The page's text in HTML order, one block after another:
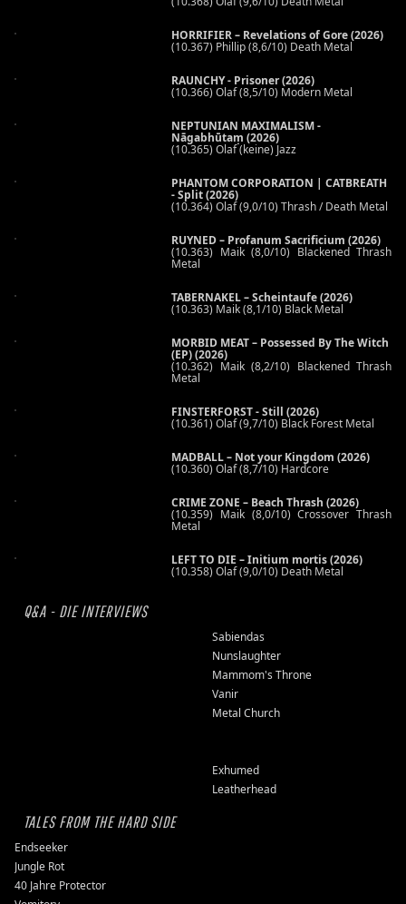
HORRIFIER – Revelations of Gore (2026)
(10.367) Phillip (8,6/10) Death Metal
RAUNCHY - Prisoner (2026)
(10.366) Olaf (8,5/10) Modern Metal
NEPTUNIAN MAXIMALISM -
Nāgabhūtaṃ (2026)
(10.365) Olaf (keine) Jazz
PHANTOM CORPORATION | CATBREATH
- Split (2026)
(10.364) Olaf (9,0/10) Thrash / Death Metal
RUYNED – Profanum Sacrificium (2026)
(10.363) Maik (8,0/10) Blackened Thrash
Metal
TABERNAKEL – Scheintaufe (2026)
(10.363) Maik (8,1/10) Black Metal
MORBID MEAT – Possessed By The Witch
(EP) (2026)
(10.362) Maik (8,2/10) Blackened Thrash
Metal
FINSTERFORST - Still (2026)
(10.361) Olaf (9,7/10) Black Forest Metal
MADBALL – Not your Kingdom (2026)
(10.360) Olaf (8,7/10) Hardcore
CRIME ZONE – Beach Thrash (2026)
(10.359) Maik (8,0/10) Crossover Thrash
Metal
LEFT TO DIE – Initium mortis (2026)
(10.358) Olaf (9,0/10) Death Metal
Q&A - DIE INTERVIEWS
Sabiendas
Nunslaughter
Mammom's Throne
Vanir
Metal Church
Exhumed
Leatherhead
TALES FROM THE HARD SIDE
Endseeker
Jungle Rot
40 Jahre Protector